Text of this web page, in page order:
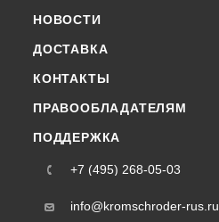
НОВОСТИ
ДОСТАВКА
КОНТАКТЫ
ПРАВООБЛАДАТЕЛЯМ
ПОДДЕРЖКА
+7 (495) 268-05-03
info@kromschroder-rus.ru